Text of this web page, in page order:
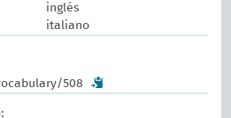
inglés
italiano
508